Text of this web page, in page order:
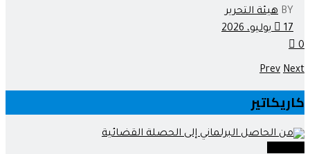
BY هيئة التحرير
17 يوليو، 2026
0
Prev Next
كاريكاتير